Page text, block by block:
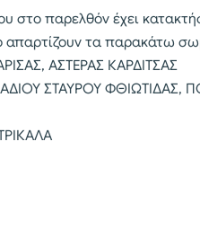
στο παρελθόν έχει
απαρτίζουν τα παρακάτω
ΑΣΤΕΡΑΣ ΚΑΡΔΙΤΣΑΣ
ΣΤΑΥΡΟΥ ΦΘΙΩΤΙΔΑΣ,